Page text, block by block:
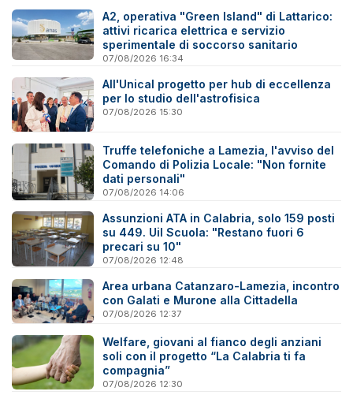
A2, operativa "Green Island" di Lattarico:
attivi ricarica elettrica e servizio
sperimentale di soccorso sanitario
07/08/2026 16:34
All'Unical progetto per hub di eccellenza
per lo studio dell'astrofisica
07/08/2026 15:30
Truffe telefoniche a Lamezia, l'avviso del
Comando di Polizia Locale: "Non fornite
dati personali"
07/08/2026 14:06
Assunzioni ATA in Calabria, solo 159 posti
su 449. Uil Scuola: "Restano fuori 6
precari su 10"
07/08/2026 12:48
Area urbana Catanzaro-Lamezia, incontro
con Galati e Murone alla Cittadella
07/08/2026 12:37
Welfare, giovani al fianco degli anziani
soli con il progetto “La Calabria ti fa
compagnia”
07/08/2026 12:30